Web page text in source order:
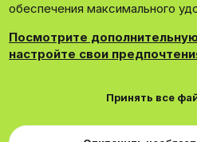
DohTheme
Cookies Russian
обеспечения максимального
Посмотрите
настройте свои
Принять все